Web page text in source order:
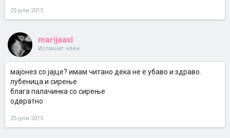
25 јули 2015
marijaaxl
Истакнат член
мајонез со јајце? имам читано дека не е убаво и здраво.
лубеница и сирење
блага палачинка со сирење
одвратно
25 јули 2015